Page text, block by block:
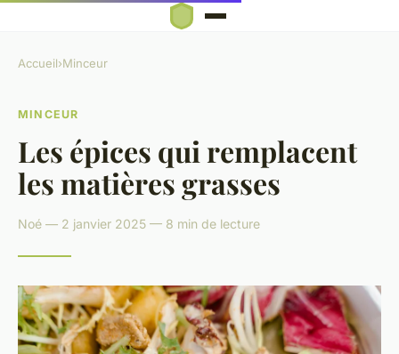
Accueil›Minceur
MINCEUR
Les épices qui remplacent
les matières grasses
Noé — 2 janvier 2025 — 8 min de lecture